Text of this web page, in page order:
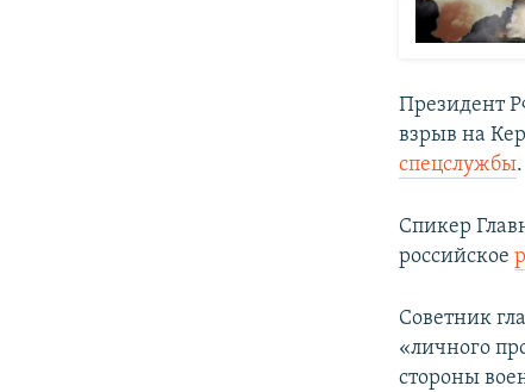
Президент
взрыв на
спецслужбы.
Спикер
российское
Советник
«личного
стороны